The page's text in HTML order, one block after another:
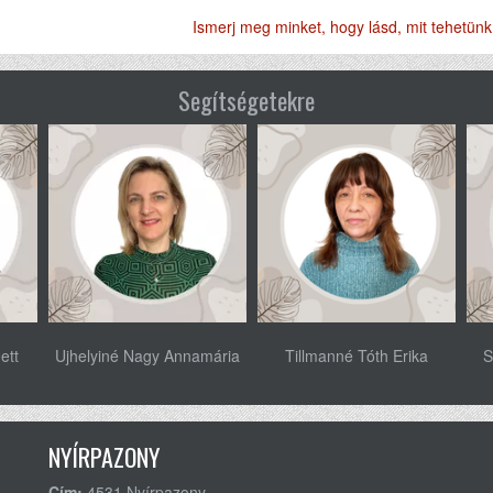
Ismerj meg minket, hogy lásd, mit tehetünk
Segítségetekre
Ujhelyiné Nagy Annamária Tillmanné Tóth Erika
NYÍRPAZONY